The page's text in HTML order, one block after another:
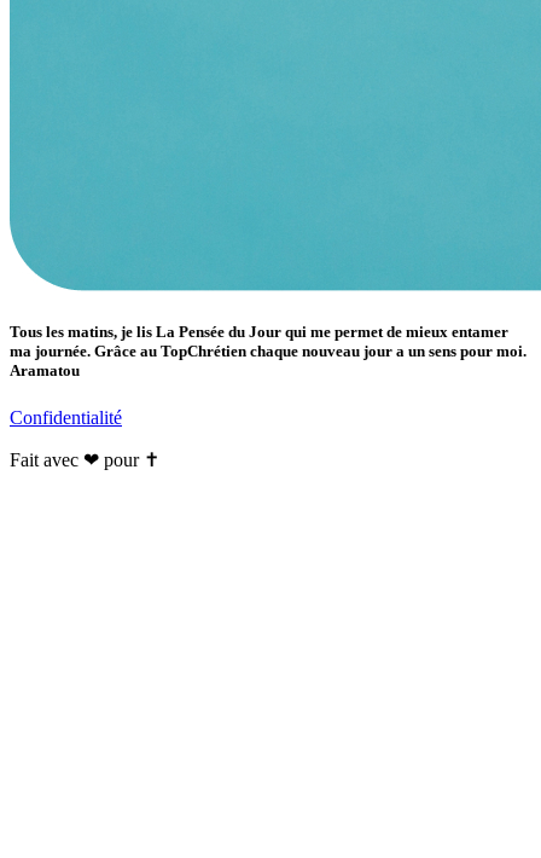
Tous les matins, je lis La Pensée du Jour qui me permet de mieux entamer
ma journée. Grâce au TopChrétien chaque nouveau jour a un sens pour moi.
Aramatou
Confidentialité
Fait avec ❤ pour ✝️️